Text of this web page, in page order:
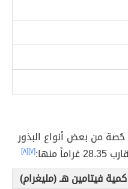
من بعض أنواع البذور
[٧] [٨]
كمية فيتامين هـ (مليغرام)